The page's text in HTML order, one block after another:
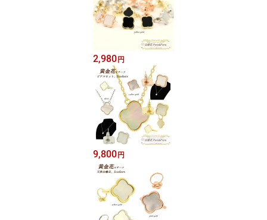
2,980 円
9,800 円